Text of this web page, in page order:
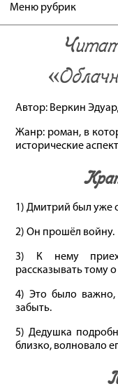
Меню рубрик
Автор: Веркин
Жанр: роман, в
исторические
1) Дмитрий был уже
2) Он прошёл войну.
3) К нему
рассказывать тому
4) Это было
забыть.
5) Дедушка
близко, волновало